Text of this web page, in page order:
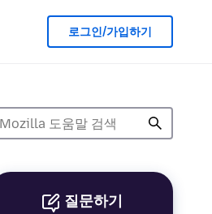
로그인/가입하기
질문하기